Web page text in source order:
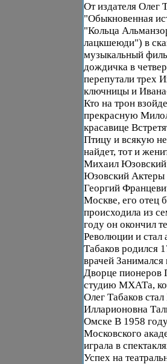
От издателя Олег
"Обыкновенная
"Кольца
лацкшеюди") в
музыкальный
дождичка в
перепутали трех
ключницы и
Кто на трон
прекрасную
красавице
Птицу и всякую
найдет, тот и
Михаил Юзовский
Юзовский Актеры
Георгий
Москве, его отец
происходила из
году он окончил
Революции и стал
Табаков родился
врачей
Дворце пионеров
студию МХАТа,
Олег Табаков
Илларионовна
Омске В 1958
Московского
играла в
Успех на